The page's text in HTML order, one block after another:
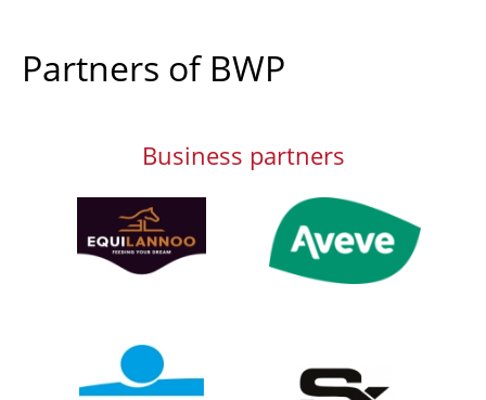
Partners of BWP
Business partners
Afbeelding Afbeelding
Afbeelding